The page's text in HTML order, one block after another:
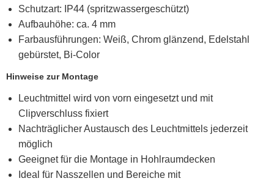
Schutzart: IP44 (spritzwassergeschützt)
Aufbauhöhe: ca. 4 mm
Farbausführungen: Weiß, Chrom glänzend, Edelstahl
gebürstet, Bi-Color
Hinweise zur Montage
Leuchtmittel wird von vorn eingesetzt und mit
Clipverschluss fixiert
Nachträglicher Austausch des Leuchtmittels jederzeit
möglich
Geeignet für die Montage in Hohlraumdecken
Ideal für Nasszellen und Bereiche mit